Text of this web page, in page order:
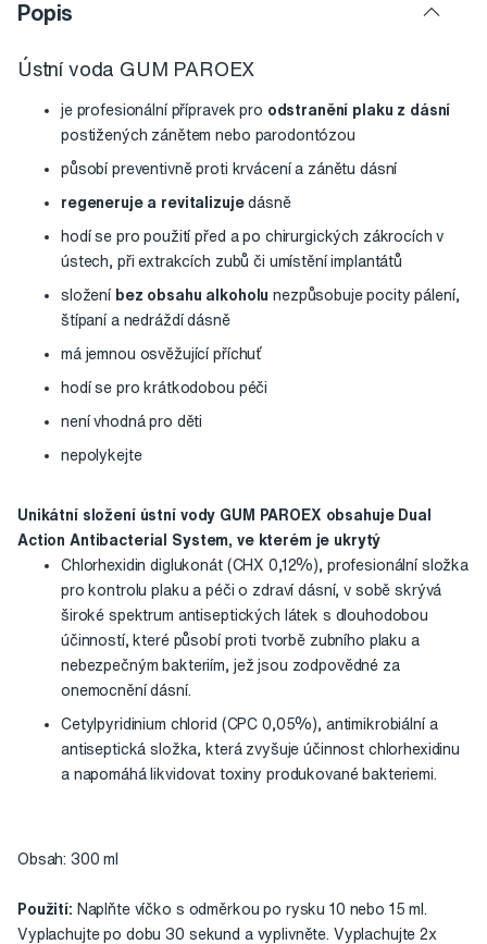
Popis
Ústní voda GUM PAROEX
je profesionální přípravek pro odstranění plaku z dásní
postižených zánětem nebo parodontózou
působí preventivně proti krvácení a zánětu dásní
regeneruje a revitalizujedásně
hodí se pro použití před a po chirurgických zákrocích v
ústech, při extrakcích zubů či umístění implantátů
složení bez obsahu alkoholunezpůsobuje pocity pálení,
štípaní a nedráždí dásně
má jemnou osvěžující příchuť
hodí se pro krátkodobou péči
není vhodná pro děti
nepolykejte
Unikátní složení ústní vody GUM PAROEX obsahuje Dual
Action Antibacterial System, ve kterém je ukrytý
Chlorhexidin diglukonát (CHX 0,12%), profesionální složka
pro kontrolu plaku a péči o zdraví dásní, v sobě skrývá
široké spektrum antiseptických látek s dlouhodobou
účinností, které působí proti tvorbě zubního plaku a
nebezpečným bakteriím, jež jsou zodpovědné za
onemocnění dásní.
Cetylpyridinium chlorid (CPC 0,05%), antimikrobiální a
antiseptická složka, která zvyšuje účinnost chlorhexidinu
a napomáhá likvidovat toxiny produkované bakteriemi.
Obsah: 300 ml
Použití: Naplňte víčko s odměrkou po rysku 10 nebo 15 ml.
Vyplachujte po dobu 30 sekund a vyplivněte. Vyplachujte 2x